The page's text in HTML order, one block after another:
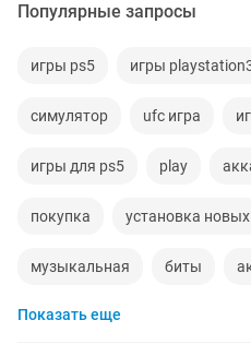
Популярные запросы
игры ps5 игры
симулятор ufc игра
игры для ps5 play
покупка установка новых
музыкальная биты
kaspersky
Показать еще